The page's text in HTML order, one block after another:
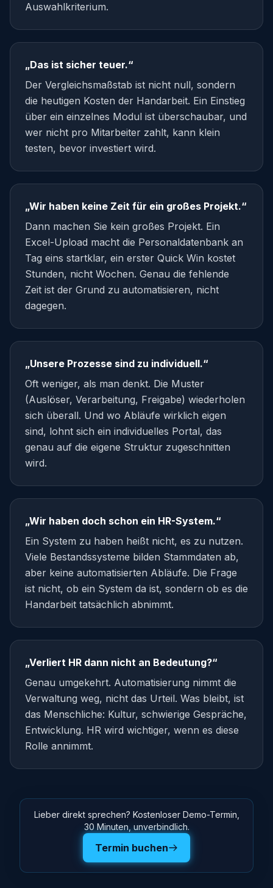
Auswahlkriterium.
„Das ist sicher teuer.“
Der Vergleichsmaßstab ist nicht null, sondern
die heutigen Kosten der Handarbeit. Ein Einstieg
über ein einzelnes Modul ist überschaubar, und
wer nicht pro Mitarbeiter zahlt, kann klein
testen, bevor investiert wird.
„Wir haben keine Zeit für ein großes Projekt.“
Dann machen Sie kein großes Projekt. Ein
Excel-Upload macht die Personaldatenbank an
Tag eins startklar, ein erster Quick Win kostet
Stunden, nicht Wochen. Genau die fehlende
Zeit ist der Grund zu automatisieren, nicht
dagegen.
„Unsere Prozesse sind zu individuell.“
Oft weniger, als man denkt. Die Muster
(Auslöser, Verarbeitung, Freigabe) wiederholen
sich überall. Und wo Abläufe wirklich eigen
sind, lohnt sich ein individuelles Portal, das
genau auf die eigene Struktur zugeschnitten
wird.
„Wir haben doch schon ein HR-System.“
Ein System zu haben heißt nicht, es zu nutzen.
Viele Bestandssysteme bilden Stammdaten ab,
aber keine automatisierten Abläufe. Die Frage
ist nicht, ob ein System da ist, sondern ob es die
Handarbeit tatsächlich abnimmt.
„Verliert HR dann nicht an Bedeutung?“
Genau umgekehrt. Automatisierung nimmt die
Verwaltung weg, nicht das Urteil. Was bleibt, ist
das Menschliche: Kultur, schwierige Gespräche,
Entwicklung. HR wird wichtiger, wenn es diese
Rolle annimmt.
Lieber direkt sprechen? Kostenloser Demo-Termin,
30 Minuten, unverbindlich.
Termin buchen